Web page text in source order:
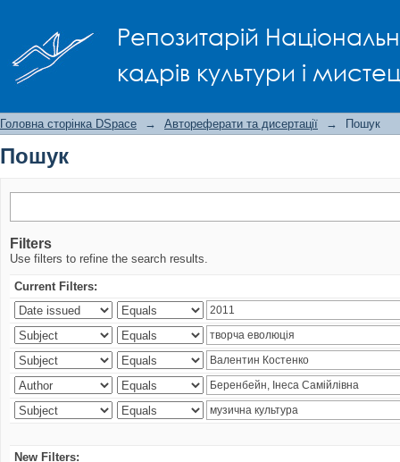
Репозитарій
кадрів культури і
Головна сторінка DSpace → Автореферати та дисертації → Пошук
Пошук
Filters
Use filters to refine the search results.
Current Filters:
New Filters: